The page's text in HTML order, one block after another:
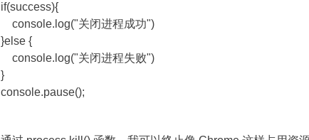
if(success){
console.log("关闭进程成功")
}else {
console.log("关闭进程失败")
}
console.pause();